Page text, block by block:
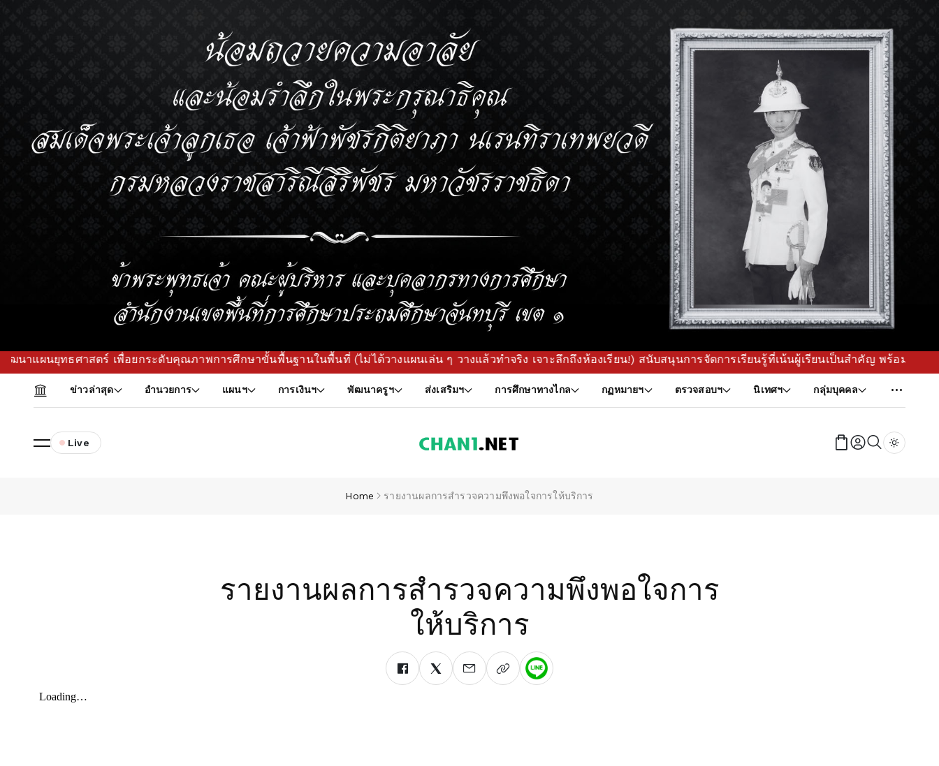
สตร์ เพื่อยกระดับคุณภาพการศึกษาขั้นพื้นฐานในพื้นที่ (ไม่ได้วางแผนเล่น ๆ วางแล้วทำจริง เจาะลึกถึงห้องเรียน!) สนับสนุนการจัดการเรียนรู้ที่เน้นผู้เรียนเป็นสำคัญ พร้อมขับเคลื่อนนโ
ข่าวล่าสุด อำนวยการ แผนฯ การเงินฯ พัฒนาครูฯ ส่งเสริมฯ การศึกษาทางไกล กฏหมายฯ ตรวจสอบฯ นิเทศฯ กลุ่มบุคคล
Live
Home รายงานผลการสำรวจความพึงพอใจการให้บริการ
รายงานผลการสำรวจความพึงพอใจการ
ให้บริการ